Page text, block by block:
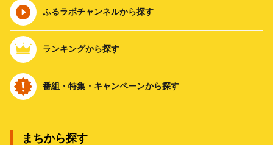
ふるラボチャンネルから探す
ランキングから探す
番組・特集・キャンペーンから探す
まちから探す